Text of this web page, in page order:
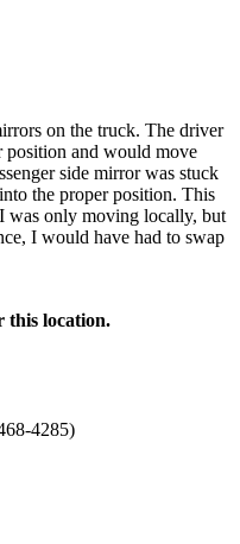
on the truck. The driver
position and would move
side mirror was stuck
the proper position. This
was only moving locally, but
I would have had to swap
this location.
4285)